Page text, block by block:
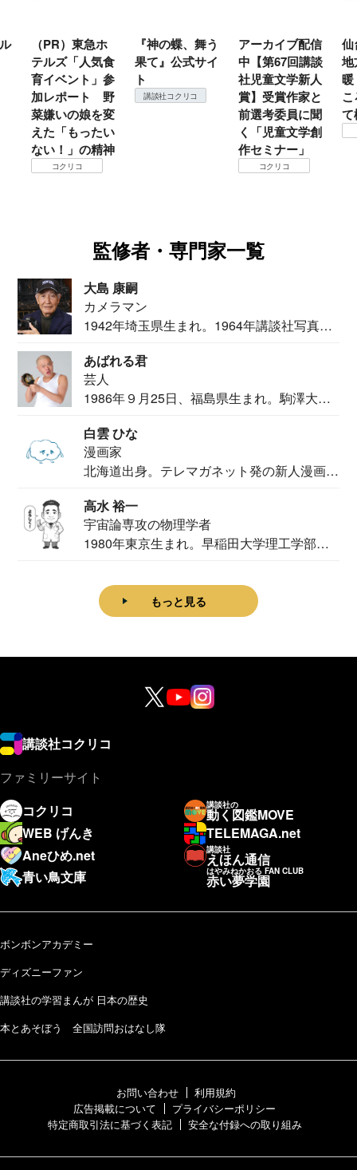
（PR）東急ホ
テルズ「人気食
育イベント」参
加レポート 野
菜嫌いの娘を変
えた「もったい
ない！」の精神
コクリコ
『神の蝶、舞う
果て』公式サイ
ト
講談社コクリコ
アーカイブ配信
中【第67回講談
社児童文学新人
賞】受賞作家と
前選考委員に聞
く「児童文学創
作セミナー」
コクリコ
仙
地
て
監修者・専門家一覧
大島 康嗣
カメラマン
1942年埼玉県生まれ。1964年講談社写真部
あばれる君
芸人
1986年９月25日、福島県生まれ。駒澤大学
白雲 ひな
漫画家
北海道出身。テレマガネット発の新人漫画
高水 裕一
宇宙論専攻の物理学者
1980年東京生まれ。早稲田大学理工学部物
もっと見る
講談社コクリコ
ファミリーサイト
コクリコ
講談社の
動く図鑑MOVE
WEB げんき
TELEMAGA.net
Aneひめ.net
講談社
えほん通信
青い鳥文庫
はやみねかおる FAN CLUB
赤い夢学園
ボンボンアカデミー
ディズニーファン
講談社の学習まんが 日本の歴史
本とあそぼう 全国訪問おはなし隊
お問い合わせ
利用規約
広告掲載について
プライバシーポリシー
特定商取引法に基づく表記
安全な付録への取り組み